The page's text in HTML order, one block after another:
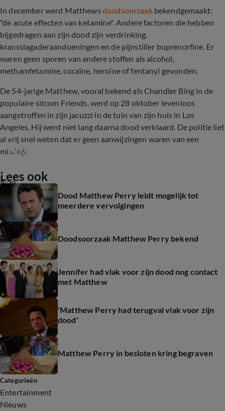
In december werd Matthews doodsoorzaakbekendgemaakt:
"de acute effecten van ketamine". Andere factoren die hebben
bijgedragen aan zijn dood zijn verdrinking,
kransslagaderaandoeningen en de pijnstiller buprenorfine. Er
waren geen sporen van andere stoffen als alcohol,
methamfetamine, cocaïne, heroïne of fentanyl gevonden.
De 54-jarige Matthew, vooral bekend als Chandler Bing in de
populaire sitcom Friends, werd op 28 oktober levenloos
aangetroffen in zijn jacuzzi in de tuin van zijn huis in Los
Angeles. Hij werd niet lang daarna dood verklaard. De politie liet
al vrij snel weten dat er geen aanwijzingen waren van een
misdrijf.
8:29
In Memoriam Matthew Perry 1969-2023
Lees ook
Dood Matthew Perry leidt mogelijk tot
meerdere vervolgingen
Doodsoorzaak Matthew Perry bekend
Jennifer had vlak voor zijn dood nog contact
met Matthew
'Matthew Perry had terugval vlak voor zijn
dood'
Matthew Perry in besloten kring begraven
Categorieën
Entertainment
Nieuws